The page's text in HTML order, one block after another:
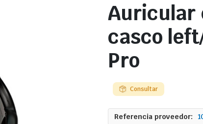
Auricular
casco
Pro
Consultar
Referencia proveedor: